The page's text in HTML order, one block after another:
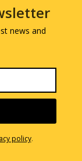
news and
policy.